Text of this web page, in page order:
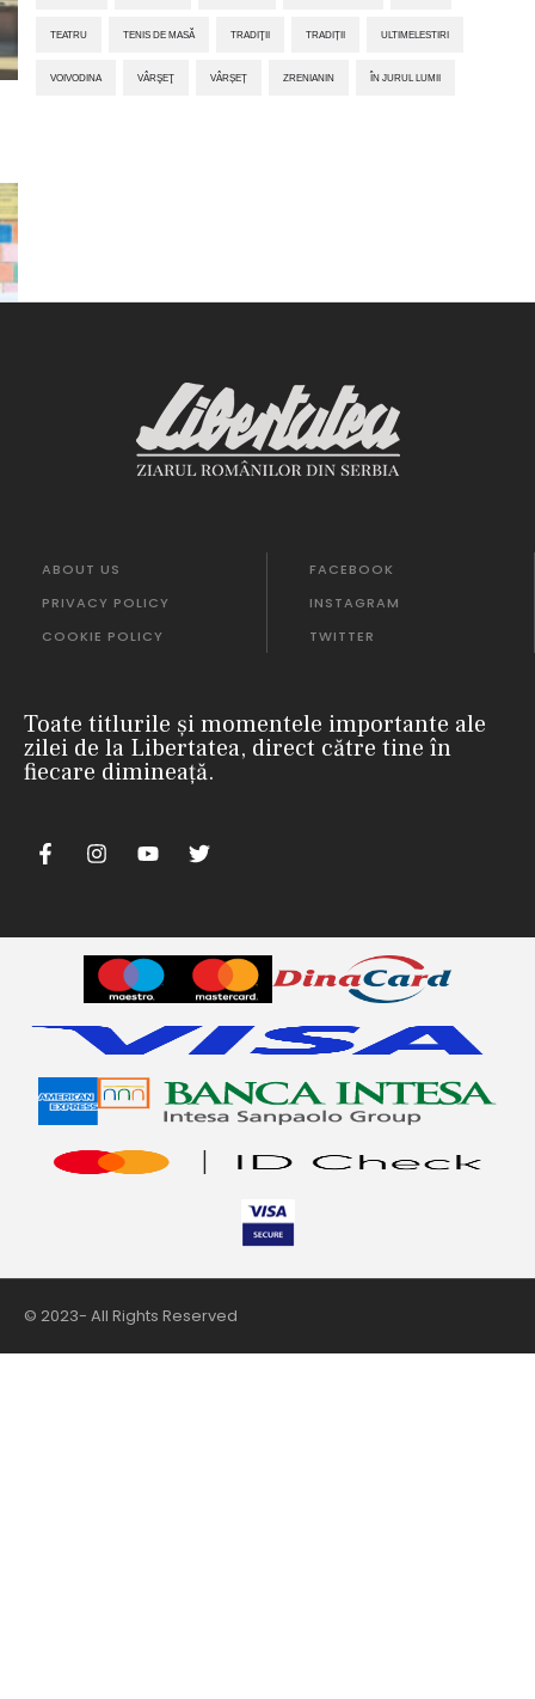
TEATRU TENIS DE MASĂ TRADIŢII TRADIȚII ULTIMELESTIRI
VOIVODINA VÂRŞEŢ VÂRȘEȚ ZRENIANIN ÎN JURUL LUMII
ABOUT US
PRIVACY POLICY
COOKIE POLICY
FACEBOOK
INSTAGRAM
TWITTER
Toate titlurile și momentele importante ale
zilei de la Libertatea, direct către tine în
fiecare dimineață.
© 2023- All Rights Reserved